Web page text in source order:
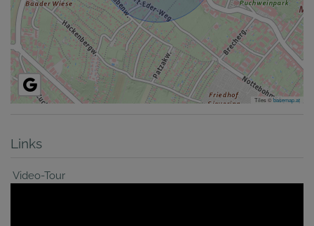
Tiles ©basemap.at
Links
Video-Tour